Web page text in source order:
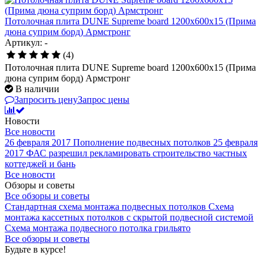
Потолочная плита DUNE Supreme board 1200x600x15 (Прима
дюна суприм борд) Армстронг
Артикул: -
(4)
Потолочная плита DUNE Supreme board 1200x600x15 (Прима
дюна суприм борд) Армстронг
В наличии
Запросить ценуЗапрос цены
Новости
Все новости
26 февраля 2017 Пополнение подвесных потолков 25 февраля
2017 ФАС разрешил рекламировать строительство частных
коттеджей и бань
Все новости
Обзоры и советы
Все обзоры и советы
Стандартная схема монтажа подвесных потолков Схема
монтажа кассетных потолков с скрытой подвесной системой
Схема монтажа подвесного потолка грильято
Все обзоры и советы
Будьте в курсе!